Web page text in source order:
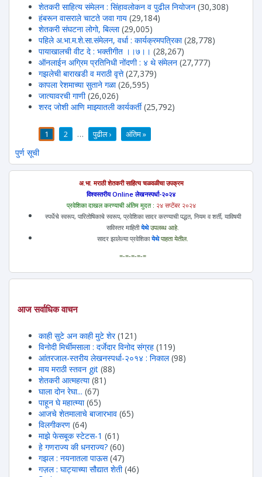
शेतकरी साहित्य संमेलन : सिंहावलोकन व पुढील नियोजन (30,308)
हंबरून वासराले चाटते जवा गाय (29,184)
शेतकरी संघटना लोगो, बिल्ला (29,005)
पहिले अ.भा.म.शे.सा.संमेलन, वर्धा : कार्यक्रमपत्रिका (28,778)
पायाखालची वीट दे : भक्तीगीत ।।७।। (28,267)
ऑनलाईन अग्रिम प्रतिनिधी नोंदणी : ४ थे संमेलन (27,777)
गझलेची बाराखडी व मराठी वृत्ते (27,379)
कापला रेशमाच्या सुताने गळा (26,595)
जात्यावरची गाणी (26,026)
शरद जोशी आणि माझ्यातली कार्यकर्ती (25,792)
1 2 … पुढील › अंतिम »
पुर्ण सूची
अ.भा. मराठी शेतकरी साहित्य चळवळीचा उपक्रम
विश्वस्तरीय Online लेखनस्पर्धा-२०२४
प्रवेशिका दाखल करण्याची अंतिम मुदत : २४ सप्टेंबर २०२४
स्पर्धेचे स्वरूप, पारितोषिकाचे स्वरूप, प्रवेशिका सादर करण्याची पद्धत, नियम व शर्ती, याविषयी
सविस्तर माहितीयेथेउपलब्ध आहे.
सादर झालेल्या प्रवेशिकायेथेपाहता येतील.
=-=-=-=-=
आज सर्वाधिक वाचन
काही सुटे अन काही मुटे शेर (121)
विनोदी मिर्चीमसाला : दर्जेदार विनोद संग्रह (119)
आंतरजाल-स्तरीय लेखनस्पर्धा-२०१४ : निकाल (98)
माय मराठी स्तवन git (88)
शेतकरी आत्महत्या (81)
घाला दोन रेघा... (67)
पाहून घे महात्म्या (65)
आजचे शेतमालाचे बाजारभाव (65)
विलगीकरण (64)
माझे फेसबूक स्टेटस-1 (61)
हे गणराज्य की धनराज्य? (60)
गझल : नयनातला पाऊस (47)
गज़ल : घाट्याच्या सौद्यात शेती (46)